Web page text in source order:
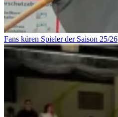
Fans küren Spieler der Saison 25/26